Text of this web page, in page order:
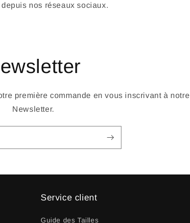
nos réseaux sociaux.
première commande en vous inscrivant à notre
Newsletter.
Service client
Guide des Tailles